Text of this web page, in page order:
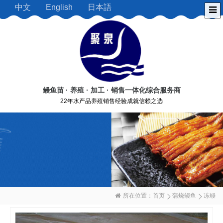
中文 English 日本語
鳗鱼苗 · 养殖 · 加工 · 销售一体化综合服务商
22年水产品养殖销售经验成就信赖之选
所在位置： 首页 蒲烧鳗鱼 冻鳗